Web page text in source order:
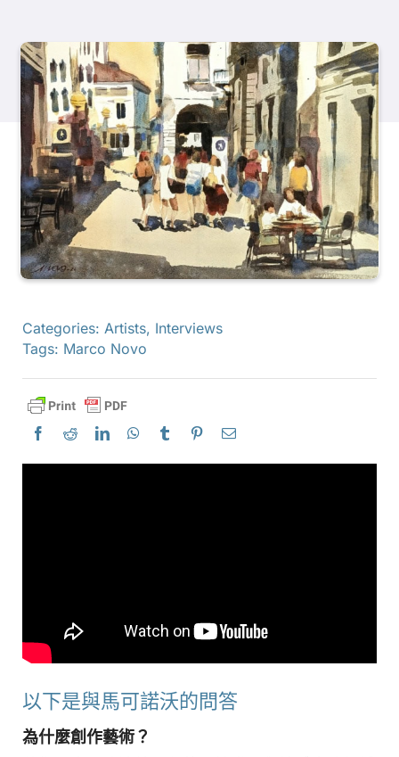
產品
活動
部落格
資源
尋找零售商
聯絡我們
訂閱
Categories: Artists, Interviews
Tags: Marco Novo
以下是與馬可諾沃的問答
為什麼創作藝術？